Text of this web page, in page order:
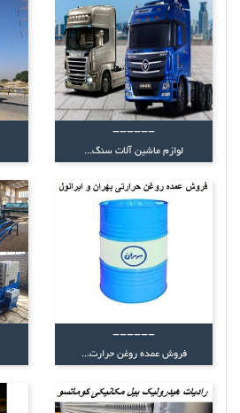
------
لوازم ماشین آلات سنگ...
------
فروش عمده روغن حرارت...